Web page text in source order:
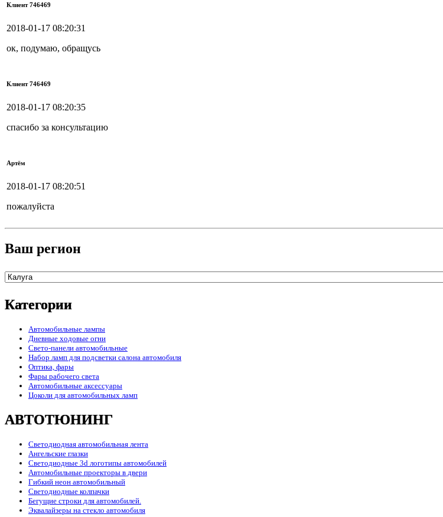
Клиент 746469
2018-01-17 08:20:31
ок, подумаю, обращусь
Клиент 746469
2018-01-17 08:20:35
спасибо за консультацию
Артём
2018-01-17 08:20:51
пожалуйста
Ваш регион
Категории
Автомобильные лампы
Дневные ходовые огни
Свето-панели автомобильные
Набор ламп для подсветки салона автомобиля
Оптика, фары
Фары рабочего света
Автомобильные аксессуары
Цоколи для автомобильных ламп
АВТОТЮНИНГ
Светодиодная автомобильная лента
Ангельские глазки
Светодиодные 3d логотипы автомобилей
Автомобильные проекторы в двери
Гибкий неон автомобильный
Светодиодные колпачки
Бегущие строки для автомобилей.
Эквалайзеры на стекло автомобиля